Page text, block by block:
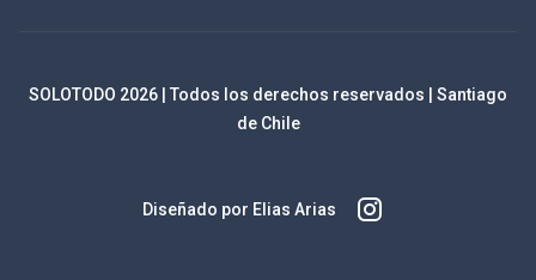
SOLOTODO 2026 | Todos los derechos reservados | Santiago
de Chile
Diseñado por Elias Arias